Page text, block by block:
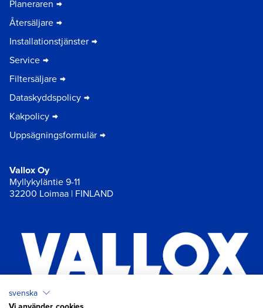
Planeraren
Återsäljare
Installationstjänster
Service
Filtersäljare
Dataskyddspolicy
Kakpolicy
Uppsägningsformulär
Vallox Oy
Myllykyläntie 9-11
32200 Loimaa | FINLAND
svenska